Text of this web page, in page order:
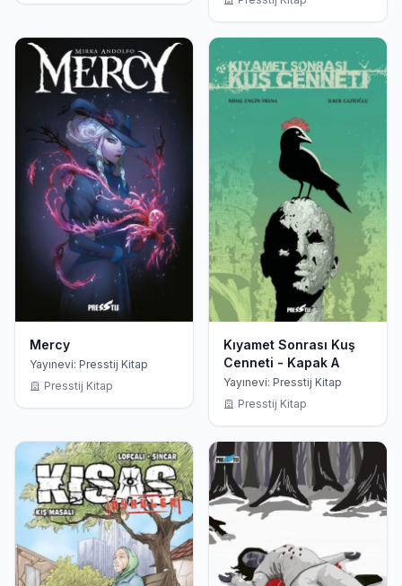
Mercy
Yayınevi: Presstij Kitap
Presstij Kitap
Kıyamet Sonrası Kuş
Cenneti - Kapak A
Yayınevi: Presstij Kitap
Presstij Kitap